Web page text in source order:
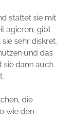
stattet sie mit
agieren, gibt
sehr diskret.
und das
sie dann auch
die
wie den